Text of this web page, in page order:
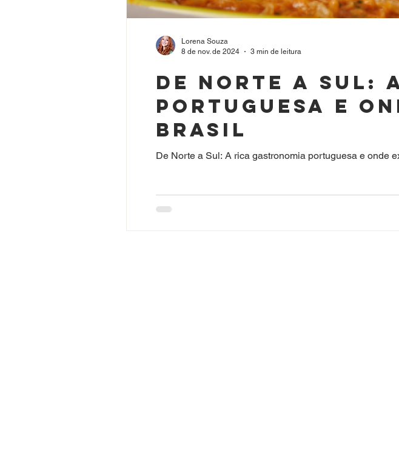
De Norte a Sul:
portuguesa e
Brasil
De Norte a Sul: A rica gastronomia portuguesa e onde
Lorena Souza
8 de nov. de 2024
3 min de leitura